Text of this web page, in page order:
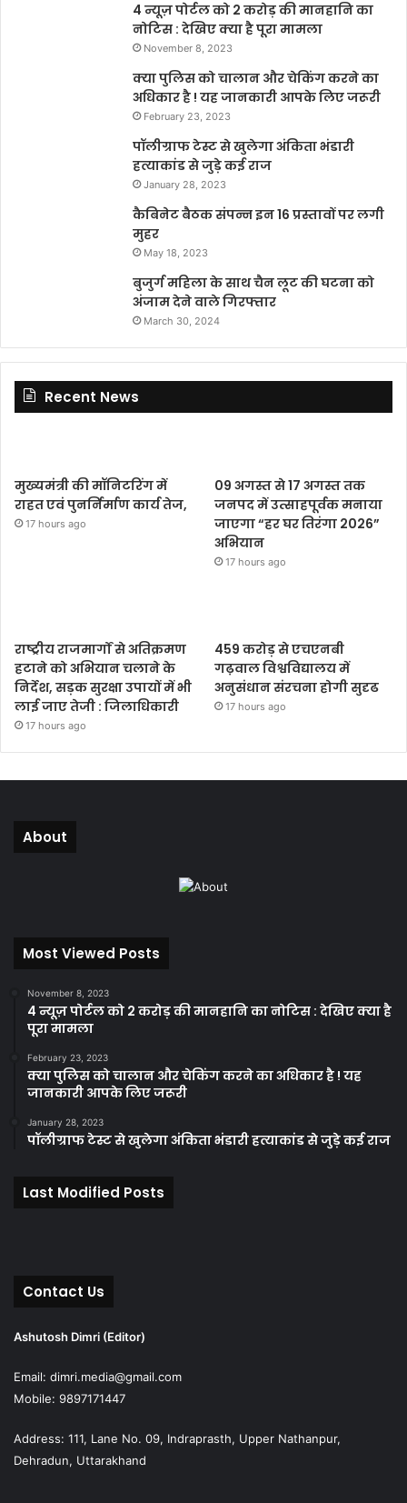
4 न्यूज़ पोर्टल को 2 करोड़ की मानहानि का
नोटिस : देखिए क्या है पूरा मामला
November 8, 2023
क्या पुलिस को चालान और चेकिंग करने का
अधिकार है ! यह जानकारी आपके लिए जरूरी
February 23, 2023
पॉलीग्राफ टेस्ट से खुलेगा अंकिता भंडारी
हत्याकांड से जुड़े कई राज
January 28, 2023
कैबिनेट बैठक संपन्न इन 16 प्रस्तावों पर लगी
मुहर
May 18, 2023
बुजुर्ग महिला के साथ चैन लूट की घटना को
अंजाम देने वाले गिरफ्तार
March 30, 2024
Recent News
मुख्यमंत्री की मॉनिटरिंग में
राहत एवं पुनर्निर्माण कार्य तेज,
17 hours ago
09 अगस्त से 17 अगस्त तक
जनपद में उत्साहपूर्वक मनाया
जाएगा “हर घर तिरंगा 2026”
अभियान
17 hours ago
राष्ट्रीय राजमार्गों से अतिक्रमण
हटाने को अभियान चलाने के
निर्देश, सड़क सुरक्षा उपायों में भी
लाई जाए तेजी : जिलाधिकारी
17 hours ago
459 करोड़ से एचएनबी
गढ़वाल विश्वविद्यालय में
अनुसंधान संरचना होगी सुदृढ
17 hours ago
About
Most Viewed Posts
November 8, 2023
4 न्यूज़ पोर्टल को 2 करोड़ की मानहानि का नोटिस : देखिए क्या है
पूरा मामला
February 23, 2023
क्या पुलिस को चालान और चेकिंग करने का अधिकार है ! यह
जानकारी आपके लिए जरूरी
January 28, 2023
पॉलीग्राफ टेस्ट से खुलेगा अंकिता भंडारी हत्याकांड से जुड़े कई राज
Last Modified Posts
Contact Us
Ashutosh Dimri (Editor)
Email: dimri.media@gmail.com
Mobile: 9897171447
Address: 111, Lane No. 09, Indraprasth, Upper Nathanpur,
Dehradun, Uttarakhand